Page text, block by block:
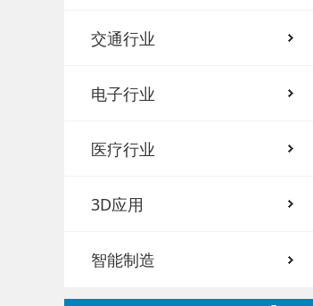
交通行业
电子行业
医疗行业
3D应用
智能制造